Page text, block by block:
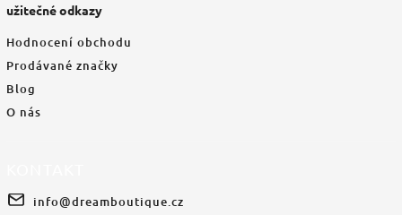
užitečné odkazy
Hodnocení obchodu
Prodávané značky
Blog
O nás
info@dreamboutique.cz